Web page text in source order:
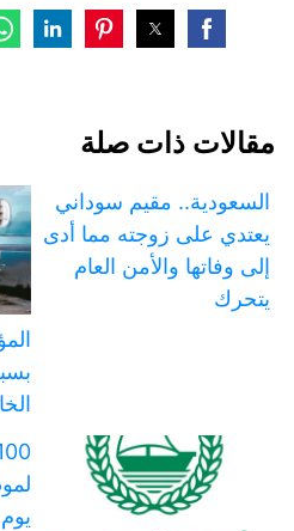
مقالات ذات صلة
السعودية.. مقيم سوداني
يعتدي على زوجته مما أدى
إلى وفاتها والأمن العام
يتحرك